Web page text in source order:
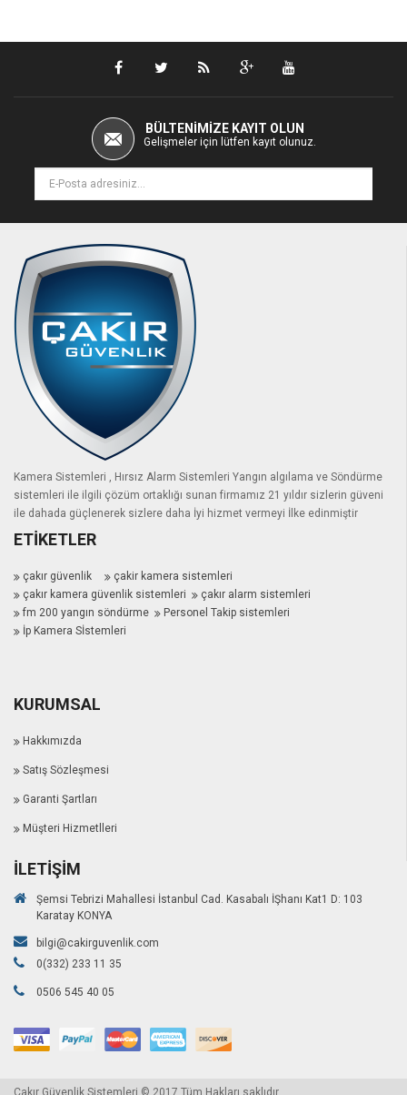
BÜLTENIMIZE KAYIT OLUN
Gelişmeler için lütfen kayıt olunuz.
Kamera Sistemleri , Hırsız Alarm Sistemleri Yangın algılama ve Söndürme
sistemleri ile ilgili çözüm ortaklığı sunan firmamız 21 yıldır sizlerin güveni
ile dahada güçlenerek sizlere daha İyi hizmet vermeyi İlke edinmiştir
ETIKETLER
çakır güvenlik
çakir kamera sistemleri
çakır kamera güvenlik sistemleri
çakır alarm sistemleri
fm 200 yangın söndürme
Personel Takip sistemleri
İp Kamera Sİstemleri
KURUMSAL
Hakkımızda
Satış Sözleşmesi
Garanti Şartları
Müşteri Hizmetlleri
İLETIŞIM
Şemsi Tebrizi Mahallesi İstanbul Cad. Kasabalı İŞhanı Kat1 D: 103
Karatay KONYA
bilgi@cakirguvenlik.com
0(332) 233 11 35
0506 545 40 05
Çakır Güvenlik Sistemleri © 2017 Tüm Hakları saklıdır.